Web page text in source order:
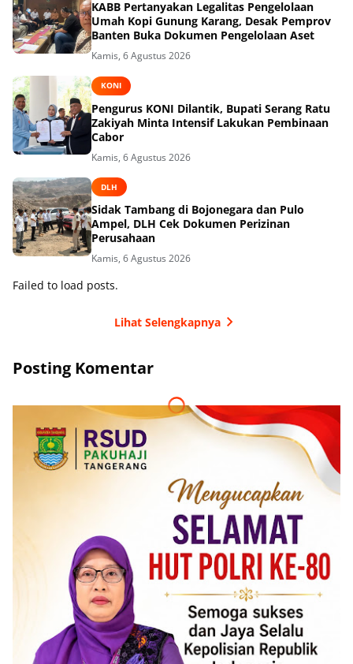
KABB Pertanyakan Legalitas Pengelolaan
Umah Kopi Gunung Karang, Desak Pemprov
Banten Buka Dokumen Pengelolaan Aset
Kamis, 6 Agustus 2026
KONI
Pengurus KONI Dilantik, Bupati Serang Ratu
Zakiyah Minta Intensif Lakukan Pembinaan
Cabor
Kamis, 6 Agustus 2026
DLH
Sidak Tambang di Bojonegara dan Pulo
Ampel, DLH Cek Dokumen Perizinan
Perusahaan
Kamis, 6 Agustus 2026
Failed to load posts.
Lihat Selengkapnya
Posting Komentar